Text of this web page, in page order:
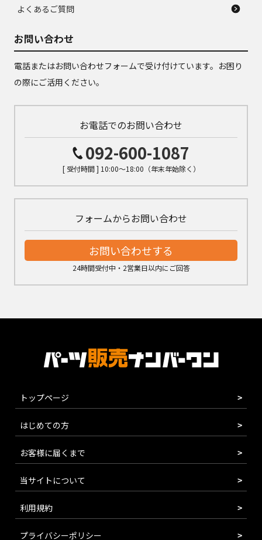
よくあるご質問
お問い合わせ
電話またはお問い合わせフォームで受け付けています。お困り
の際にご活用ください。
お電話でのお問い合わせ
092-600-1087
[ 受付時間 ] 10:00～18:00（年末年始除く）
フォームからお問い合わせ
お問い合わせする
24時間受付中・2営業日以内にご回答
トップページ
はじめての方
お客様に届くまで
当サイトについて
利用規約
プライバシーポリシー